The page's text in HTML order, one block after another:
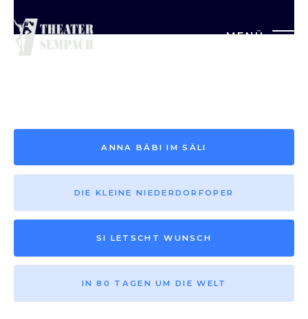
MENÜ
Saison vor 2013
ANNA BÄBI IM SÄLI
DIE KLEINE NIEDERDORFOPER
SI LETSCHT WUNSCH
IN 80 TAGEN UM DIE WELT